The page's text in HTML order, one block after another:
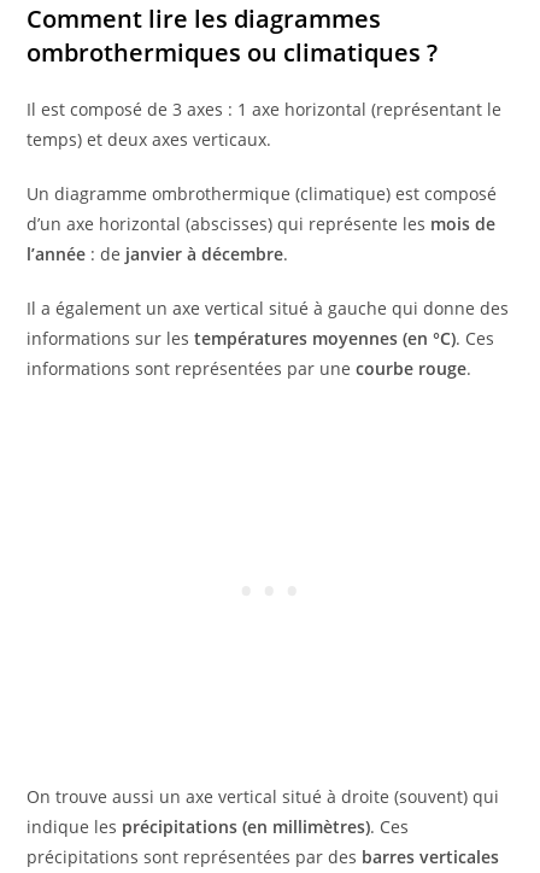
Comment lire les diagrammes
ombrothermiques ou climatiques ?
Il est composé de 3 axes : 1 axe horizontal (représentant le
temps) et deux axes verticaux.
Un diagramme ombrothermique (climatique) est composé
d’un axe horizontal (abscisses) qui représente les mois de
l’année : de janvier à décembre.
Il a également un axe vertical situé à gauche qui donne des
informations sur lestempératures moyennes (en °C). Ces
informations sont représentées par unecourbe rouge.
On trouve aussi un axe vertical situé à droite (souvent) qui
indique les précipitations (en millimètres). Ces
précipitations sont représentées par des barres verticales